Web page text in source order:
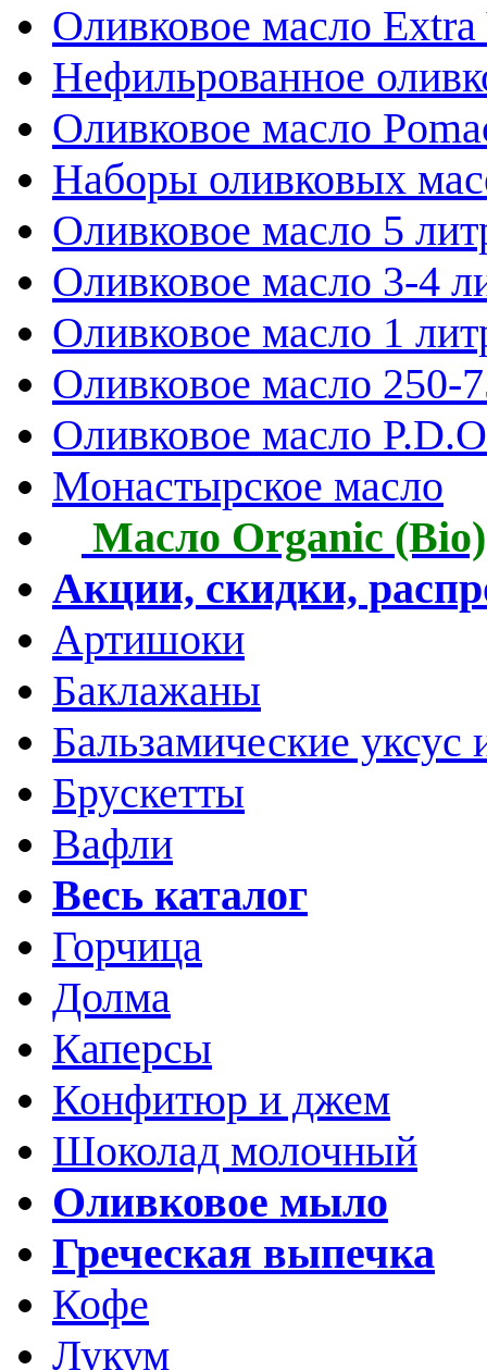
Оливковое масло
Нефильрованное
Оливковое масло
Наборы оливковых
Оливковое масло 5
Оливковое масло 3-4
Оливковое масло 1
Оливковое масло 250-
Оливковое масло
Монастырское масло
Масло Organic (Bio)
Акции, скидки,
Артишоки
Баклажаны
Бальзамические уксус
Брускетты
Вафли
Весь каталог
Горчица
Долма
Каперсы
Конфитюр и джем
Шоколад молочный
Оливковое мыло
Греческая выпечка
Кофе
Лукум